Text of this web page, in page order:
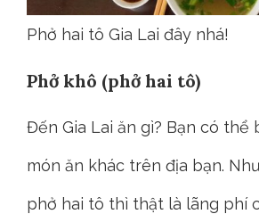
Phở hai tô Gia Lai đây nhá!
Phở khô (phở hai tô)
Đến Gia Lai ăn gì? Bạn có thể
món ăn khác trên địa bạn.
phở hai tô thì thật là lãng phí